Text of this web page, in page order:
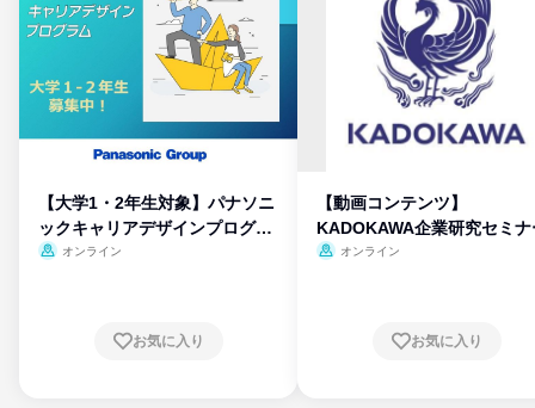
【大学1・2年生対象】パナソニ
ックキャリアデザインプログラ
ム
オンライン
お気に入り
【動画コンテンツ】
KADOKAWA企業研究セミナ
オンライン
お気に入り